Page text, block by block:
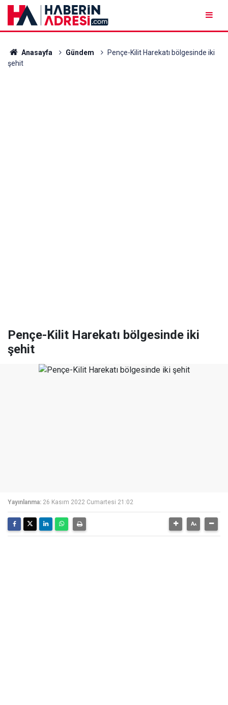
Anasayfa Gündem
Pençe-Kilit Harekatı bölgesinde iki
şehit
Pençe-Kilit Harekatı bölgesinde iki
şehit
Yayınlanma: 26 Kasım 2022 Cumartesi 21:02